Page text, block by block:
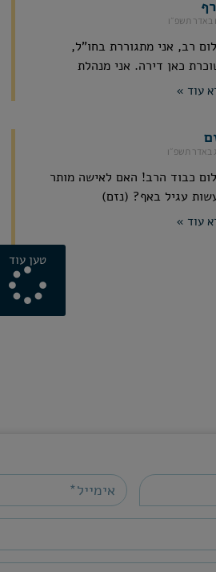
באדר תשפ״ו
רב, אני מתגוררת בחו"ל,
כאן דירה. אני מנהלת
עוד »
באדר תשפ״ו
כבוד הרב! האם לאישה מותר
עגיל באף? (נזם)
עוד »
טען עוד